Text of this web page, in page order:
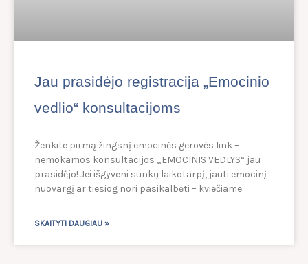
Jau prasidėjo registracija „Emocinio
vedlio“ konsultacijoms
Ženkite pirmą žingsnį emocinės gerovės link –
nemokamos konsultacijos „EMOCINIS VEDLYS“ jau
prasidėjo! Jei išgyveni sunkų laikotarpį, jauti emocinį
nuovargį ar tiesiog nori pasikalbėti – kviečiame
SKAITYTI DAUGIAU »